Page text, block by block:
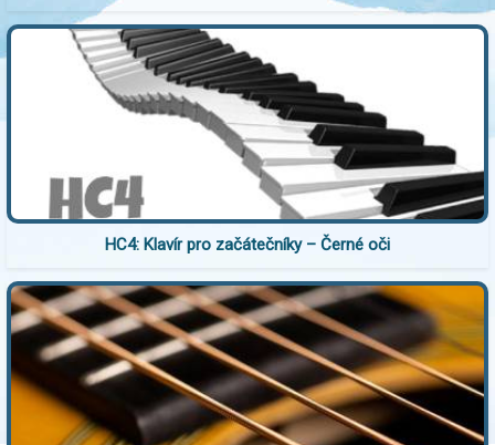
HC4: Klavír pro začátečníky – Černé oči